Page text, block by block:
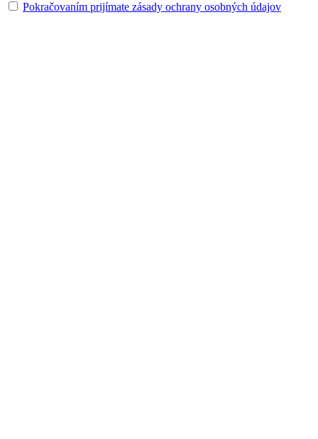
Pokračovaním prijímate zásady ochrany osobných údajov